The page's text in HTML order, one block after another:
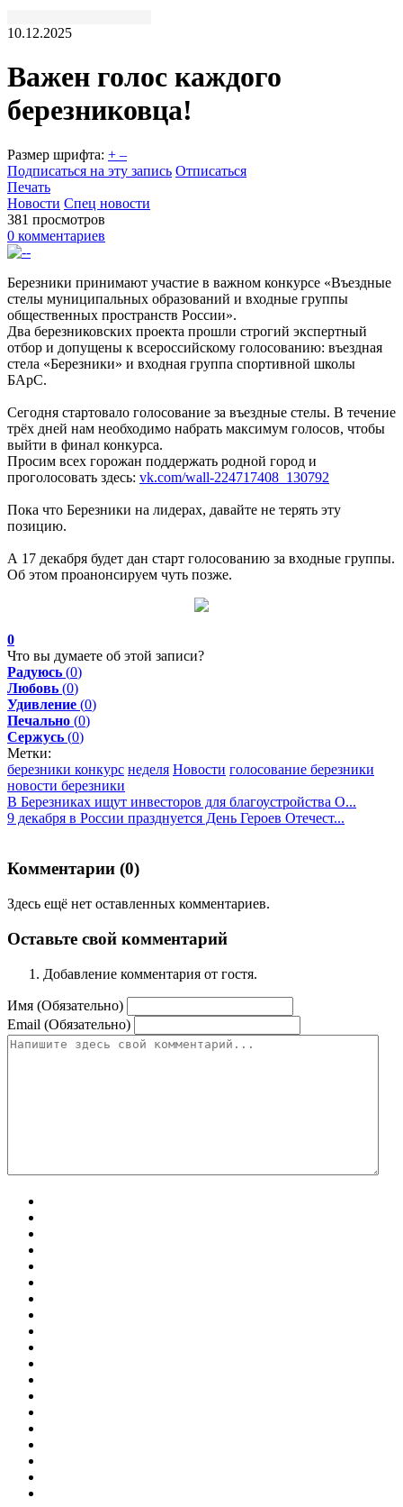
10.12.2025
Важен голос каждого
березниковца!
Размер шрифта: + –
Подписаться на эту запись Отписаться
Печать
Новости Спец новости
381 просмотров
0 комментариев
Березники принимают участие в важном конкурсе «Въездные
стелы муниципальных образований и входные группы
общественных пространств России».
Два березниковских проекта прошли строгий экспертный
отбор и допущены к всероссийскому голосованию: въездная
стела «Березники» и входная группа спортивной школы
БАрС.
Сегодня стартовало голосование за въездные стелы. В течение
трёх дней нам необходимо набрать максимум голосов, чтобы
выйти в финал конкурса.
Просим всех горожан поддержать родной город и
проголосовать здесь: vk.com/wall-224717408_130792
Пока что Березники на лидерах, давайте не терять эту
позицию.
А 17 декабря будет дан старт голосованию за входные группы.
Об этом проанонсируем чуть позже.
0
Что вы думаете об этой записи?
Радуюсь (0)
Любовь (0)
Удивление (0)
Печально (0)
Сержусь (0)
Метки:
березники конкурс неделя Новости голосование березники
новости березники
В Березниках ищут инвесторов для благоустройства О...
9 декабря в России празднуется День Героев Отечест...
Комментарии (0)
Здесь ещё нет оставленных комментариев.
Оставьте свой комментарий
Добавление комментария от гостя.
Имя (Обязательно)
Email (Обязательно)